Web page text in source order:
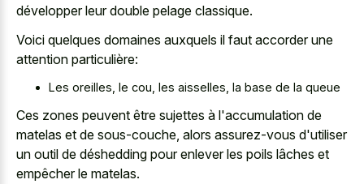
développer leur double pelage classique.
Voici quelques domaines auxquels il faut accorder une
attention particulière:
Les oreilles, le cou, les aisselles, la base de la queue
Ces zones peuvent être sujettes à l'accumulation de
matelas et de sous-couche, alors assurez-vous d'utiliser
un outil de déshedding pour enlever les poils lâches et
empêcher le matelas.